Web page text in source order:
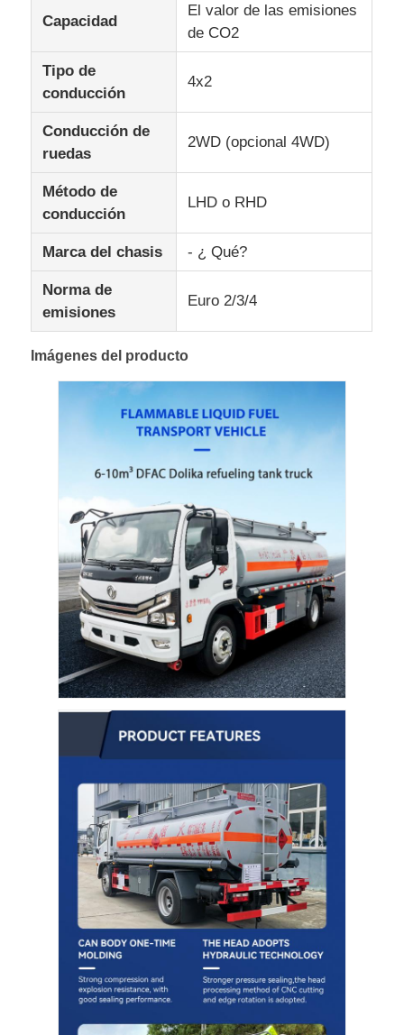
Capacidad
El valor de las emisiones
de CO2
Tipo de
conducción
4x2
Conducción de
ruedas
2WD (opcional 4WD)
Método de
conducción
LHD o RHD
Marca del chasis - ¿ Qué?
Norma de
emisiones
Euro 2/3/4
Imágenes del producto